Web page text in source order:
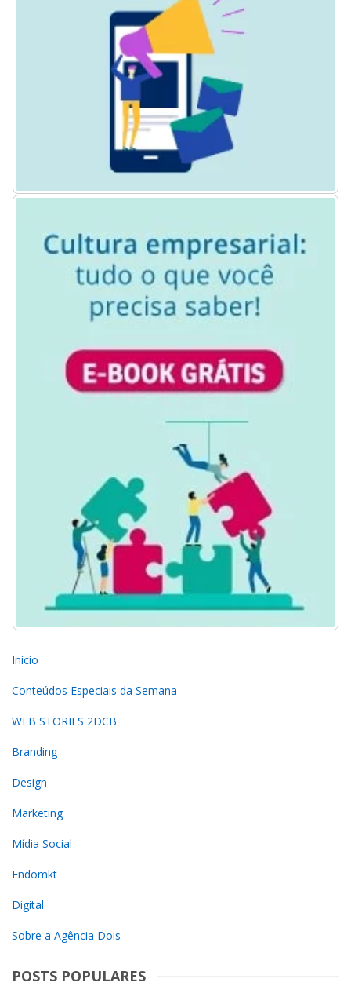
Início
Conteúdos Especiais da Semana
WEB STORIES 2DCB
Branding
Design
Marketing
Mídia Social
Endomkt
Digital
Sobre a Agência Dois
POSTS POPULARES